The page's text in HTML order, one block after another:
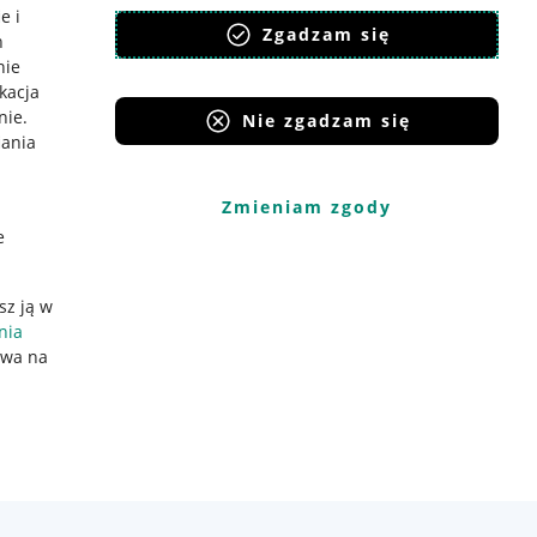
i
.
ją w
na
Zgadzam się
Nie zgadzam się
Zmieniam zgody